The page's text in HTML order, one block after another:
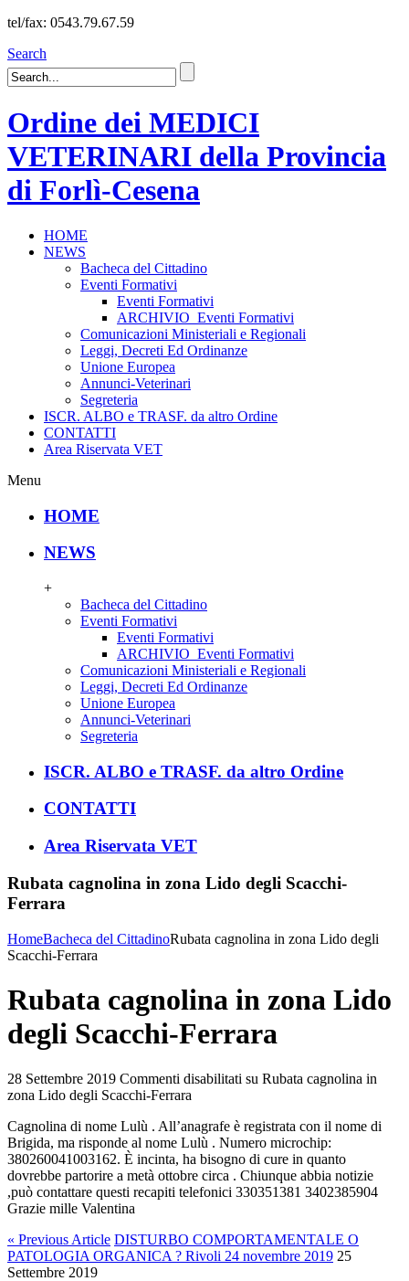
tel/fax: 0543.79.67.59
Search
Ordine dei MEDICI
VETERINARI della Provincia
di Forlì-Cesena
HOME
NEWS
Bacheca del Cittadino
Eventi Formativi
Eventi Formativi
ARCHIVIO_Eventi Formativi
Comunicazioni Ministeriali e Regionali
Leggi, Decreti Ed Ordinanze
Unione Europea
Annunci-Veterinari
Segreteria
ISCR. ALBO e TRASF. da altro Ordine
CONTATTI
Area Riservata VET
Menu
HOME
NEWS
+
Bacheca del Cittadino
Eventi Formativi
Eventi Formativi
ARCHIVIO_Eventi Formativi
Comunicazioni Ministeriali e Regionali
Leggi, Decreti Ed Ordinanze
Unione Europea
Annunci-Veterinari
Segreteria
ISCR. ALBO e TRASF. da altro Ordine
CONTATTI
Area Riservata VET
Rubata cagnolina in zona Lido degli Scacchi-
Ferrara⁩
HomeBacheca del CittadinoRubata cagnolina in zona Lido degli
Scacchi-Ferrara⁩
Rubata cagnolina in zona Lido
degli Scacchi-Ferrara⁩
28 Settembre 2019 Commenti disabilitati su Rubata cagnolina in
zona Lido degli Scacchi-Ferrara⁩
Cagnolina di nome Lulù . All’anagrafe è registrata con il nome di
Brigida, ma risponde al nome Lulù . Numero microchip:
380260041003162. È incinta, ha bisogno di cure in quanto
dovrebbe partorire a metà ottobre circa . Chiunque abbia notizie
,può contattare questi recapiti telefonici 330351381 3402385904
Grazie mille Valentina
« Previous Article DISTURBO COMPORTAMENTALE O
PATOLOGIA ORGANICA ? Rivoli 24 novembre 2019⁩ 25
Settembre 2019